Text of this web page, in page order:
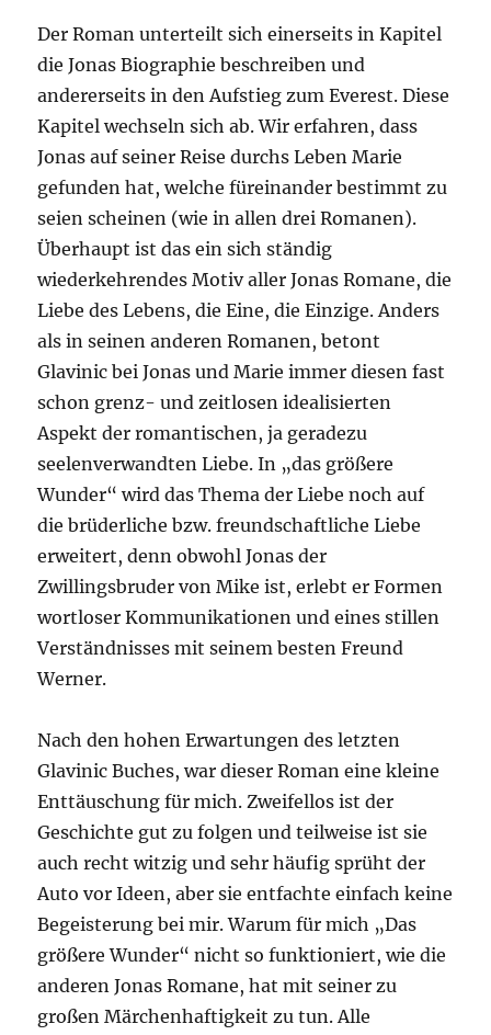
Der Roman unterteilt sich einerseits in Kapitel
die Jonas Biographie beschreiben und
andererseits in den Aufstieg zum Everest. Diese
Kapitel wechseln sich ab. Wir erfahren, dass
Jonas auf seiner Reise durchs Leben Marie
gefunden hat, welche füreinander bestimmt zu
seien scheinen (wie in allen drei Romanen).
Überhaupt ist das ein sich ständig
wiederkehrendes Motiv aller Jonas Romane, die
Liebe des Lebens, die Eine, die Einzige. Anders
als in seinen anderen Romanen, betont
Glavinic bei Jonas und Marie immer diesen fast
schon grenz- und zeitlosen idealisierten
Aspekt der romantischen, ja geradezu
seelenverwandten Liebe. In „das größere
Wunder“ wird das Thema der Liebe noch auf
die brüderliche bzw. freundschaftliche Liebe
erweitert, denn obwohl Jonas der
Zwillingsbruder von Mike ist, erlebt er Formen
wortloser Kommunikationen und eines stillen
Verständnisses mit seinem besten Freund
Werner.
Nach den hohen Erwartungen des letzten
Glavinic Buches, war dieser Roman eine kleine
Enttäuschung für mich. Zweifellos ist der
Geschichte gut zu folgen und teilweise ist sie
auch recht witzig und sehr häufig sprüht der
Auto vor Ideen, aber sie entfachte einfach keine
Begeisterung bei mir. Warum für mich „Das
größere Wunder“ nicht so funktioniert, wie die
anderen Jonas Romane, hat mit seiner zu
großen Märchenhaftigkeit zu tun. Alle